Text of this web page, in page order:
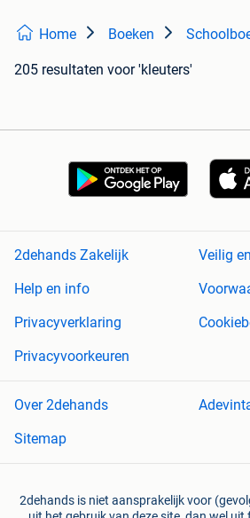
Home Boeken
205 resultaten voor 'kleuters'
2dehands Zakelijk
Veilig
Help en info
Privacyverklaring
Privacyvoorkeuren
Over 2dehands
Sitemap
2dehands is niet aansprakelijk voor